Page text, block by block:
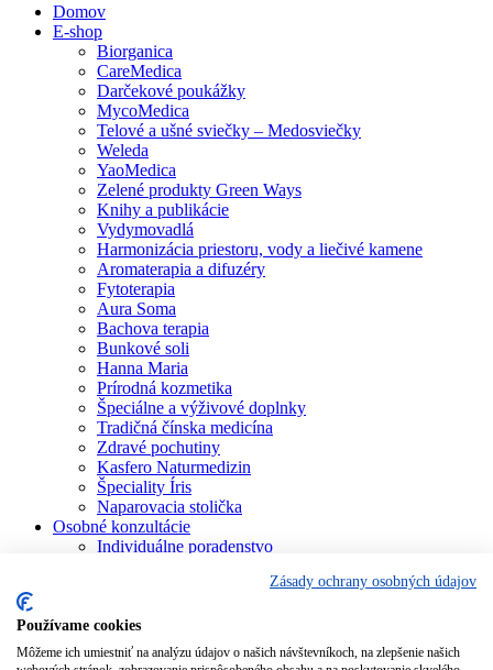
Domov
E-shop
Biorganica
CareMedica
Darčekové poukážky
MycoMedica
Telové a ušné sviečky – Medosviečky
Weleda
YaoMedica
Zelené produkty Green Ways
Knihy a publikácie
Vydymovadlá
Harmonizácia priestoru, vody a liečivé kamene
Aromaterapia a difuzéry
Fytoterapia
Aura Soma
Bachova terapia
Bunkové soli
Hanna Maria
Prírodná kozmetika
Špeciálne a výživové doplnky
Tradičná čínska medicína
Zdravé pochutiny
Kasfero Naturmedizin
Špeciality Íris
Naparovacia stolička
Osobné konzultácie
Individuálne poradenstvo
Aromaterapia
Homeopatia
Individuálna a partnerská numerológia
Zásady ochrany osobných údajov
Používame cookies
Môžeme ich umiestniť na analýzu údajov o našich návštevníkoch, na zlepšenie našich